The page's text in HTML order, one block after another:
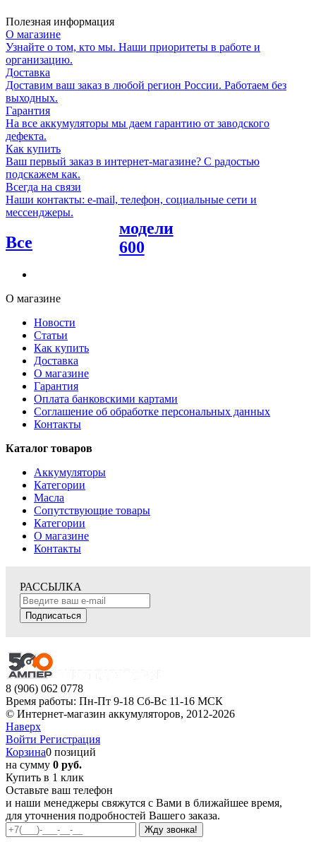
Полезная информация
О магазине
Узнайте о том, кто мы. Наши приоритеты в работе и
организацию.
Доставка
Доставим ваш заказ в любой регион России. Работаем без
выходных.
Гарантия
На все аккумуляторы мы даем гарантию от заводского
дефекта.
Как купить
Ваш первый заказ в интернет-магазине? С радостью
подскажем как.
Всегда на связи
Наши контакты: e-mail, телефон, социальные сети и
мессенджеры.
Все
модели
600
О магазине
Новости
Статьи
Как купить
Доставка
О магазине
Гарантия
Оплата банковскими картами
Соглашение об обработке персональных данных
Контакты
Каталог товаров
Аккумуляторы
Категории
Масла
Сопутствующие товары
Категории
О магазине
Контакты
РАССЫЛКА
Подписаться
8 (906) 062 0778
Время работы: Пн-Пт 9-18 Сб-Вс 11-16 МСК
© Интернет-магазин аккумуляторов, 2012-2026
Наверх
Войти Регистрация
Корзина0 позиций
на сумму 0 руб.
Купить в 1 клик
Оставьте ваш телефон
и наши менеджеры свяжутся с Вами в ближайшее время,
для уточнения подробностей Вашего заказа.